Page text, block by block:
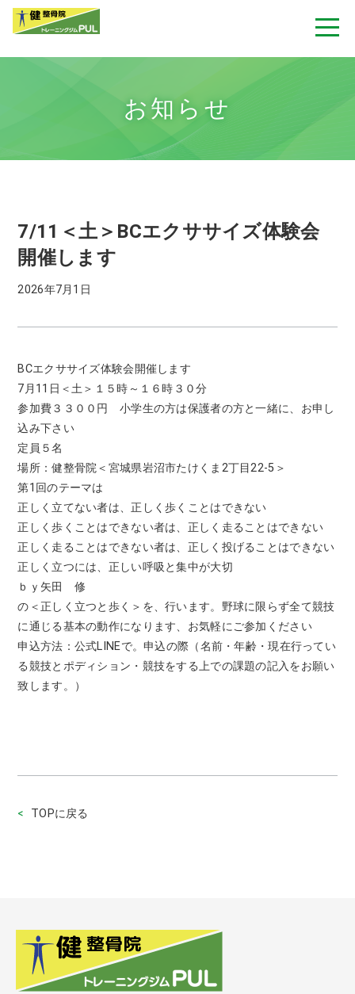
お知らせ
7/11＜土＞BCエクササイズ体験会
開催します
2026年7月1日
BCエクササイズ体験会開催します
7月11日＜土＞１５時～１６時３０分
参加費３３００円 小学生の方は保護者の方と一緒に、お申し
込み下さい
定員５名
場所：健整骨院＜宮城県岩沼市たけくま2丁目22-5＞
第1回のテーマは
正しく立てない者は、正しく歩くことはできない
正しく歩くことはできない者は、正しく走ることはできない
正しく走ることはできない者は、正しく投げることはできない
正しく立つには、正しい呼吸と集中が大切
ｂｙ矢田 修
の＜正しく立つと歩く＞を、行います。野球に限らず全て競技
に通じる基本の動作になります、お気軽にご参加ください
申込方法：公式LINEで。申込の際（名前・年齢・現在行ってい
る競技とポディション・競技をする上での課題の記入をお願い
致します。）
TOPに戻る